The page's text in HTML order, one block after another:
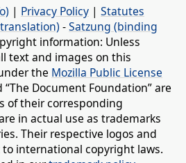
| Privacy Policy | Statutes
-Satzung (binding
information: Unless
text and images on this
the Mozilla Public License
“The Document Foundation” are
of their corresponding
in actual use as trademarks
Their respective logos and
international copyright laws.